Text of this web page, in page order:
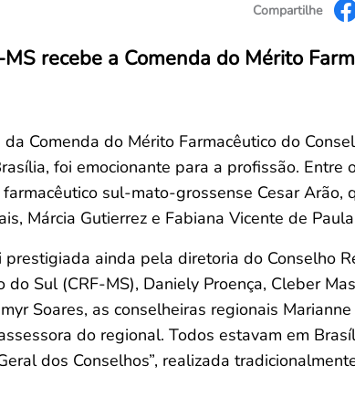
Compartilhe
recebe a Comenda do Mérito
Comenda do Mérito Farmacêutico do
foi emocionante para a profissão. Entre
sul-mato-grossense Cesar Arão,
Márcia Gutierrez e Fabiana Vicente de
ainda pela diretoria do Conselho
do Sul (CRF-MS), Daniely Proença, Cleber
Soares, as conselheiras regionais
do regional. Todos estavam em
dos Conselhos”, realizada